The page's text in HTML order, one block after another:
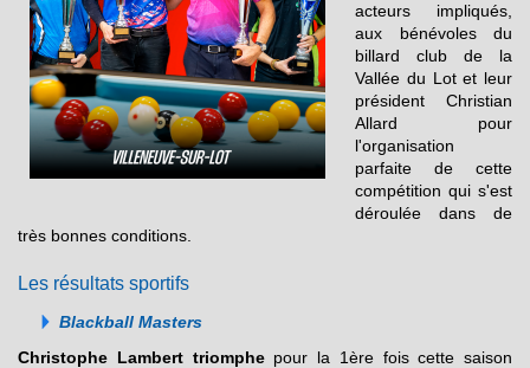
acteurs impliqués,
aux bénévoles du
billard club de la
Vallée du Lot et leur
président Christian
Allard pour
l'organisation
parfaite de cette
compétition qui s'est
déroulée dans de
très bonnes conditions.
Les résultats sportifs
Blackball Masters
Christophe Lambert triomphepour la 1ère fois cette saison